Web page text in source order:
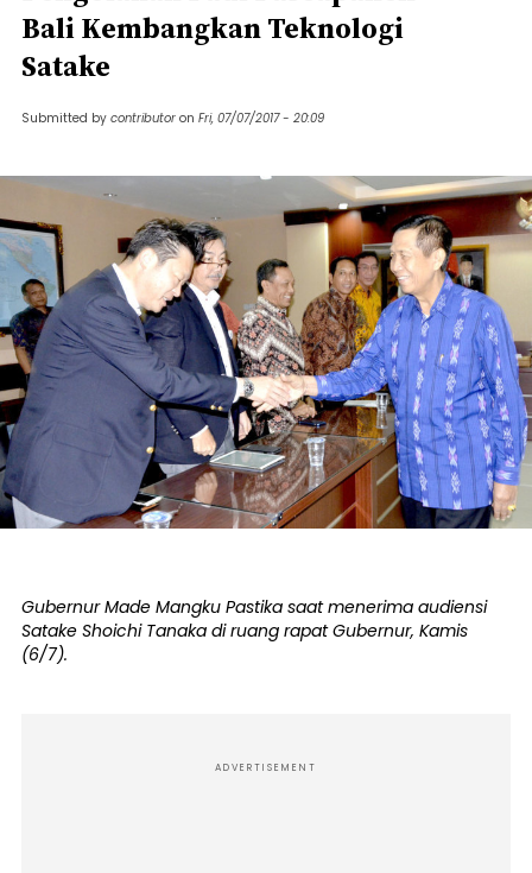
Bali Kembangkan Teknologi
Satake
Submitted by contributor on Fri, 07/07/2017 - 20:09
Gubernur Made Mangku Pastika saat menerima audiensi
Satake Shoichi Tanaka di ruang rapat Gubernur, Kamis
(6/7).
ADVERTISEMENT